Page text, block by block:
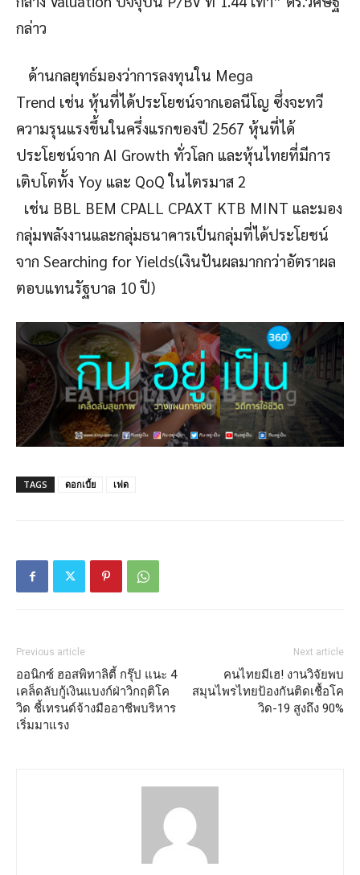
กล่าว
ด้านกลยุทธ์มองว่าการลงทุนใน Mega
Trend เช่น หุ้นที่ได้ประโยชน์จากเอลนีโญ ซึ่งจะทวี
ความรุนแรงขึ้นในครึ่งแรกของปี 2567 หุ้นที่ได้
ประโยชน์จาก AI Growth ทั่วโลก และหุ้นไทยที่มีการ
เติบโตทั้ง Yoy และ QoQ ในไตรมาส 2
เช่น BBL BEM CPALL CPAXT KTB MINT และมอง
กลุ่มพลังงานและกลุ่มธนาคารเป็นกลุ่มที่ได้ประโยชน์
จาก Searching for Yields(เงินปันผลมากกว่าอัตราผล
ตอบแทนรัฐบาล 10 ปี)
TAGS ดอกเบี้ย เฟด
Previous article
ออนิกซ์ ฮอสพิทาลิตี้ กรุ๊ป แนะ 4
เคล็ดลับกู้เงินแบงก์ฝ่าวิกฤติโค
วิด ชี้เทรนด์จ้างมืออาชีพบริหาร
เริ่มมาแรง
Next article
คนไทยมีเฮ! งานวิจัยพบ
สมุนไพรไทยป้องกันติดเชื้อโค
วิด-19 สูงถึง 90%